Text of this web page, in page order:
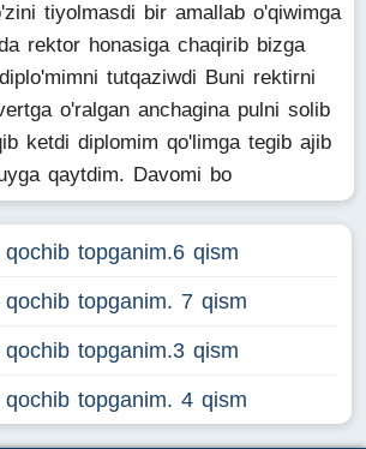
tiyolmasdi bir amallab o'qiwimga
rektor honasiga chaqirib bizga
tutqaziwdi Buni rektirni
o'ralgan anchagina pulni solib
ketdi diplomim qo'limga tegib ajib
qaytdim. Davomi bo
topganim.6 qism
topganim. 7 qism
topganim.3 qism
topganim. 4 qism